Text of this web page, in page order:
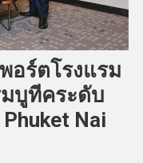
อร์ตโรงแรม
มบูทีคระดับ
Nai